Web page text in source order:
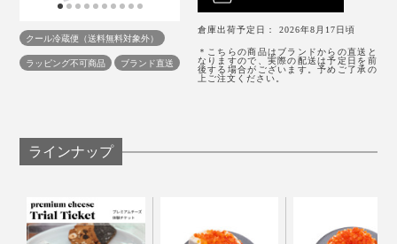
種類：白カビ
産地：フランス・ロレーヌ圏
乳種：牛乳（無殺菌乳）
特に合うお酒：シャンパーニュ、上等な白ワイン、フル
クール冷蔵便（送料無料対象外）
ラッピング不可商品
ブランド直送
倉庫出荷予定日： 2026年8月17日頃
＊こちらの商品はブランドからの直送と
なりますので、実際の配送は予定日を前
後する場合がございます。予めご了承の
上ご注文ください。
ラインナップ